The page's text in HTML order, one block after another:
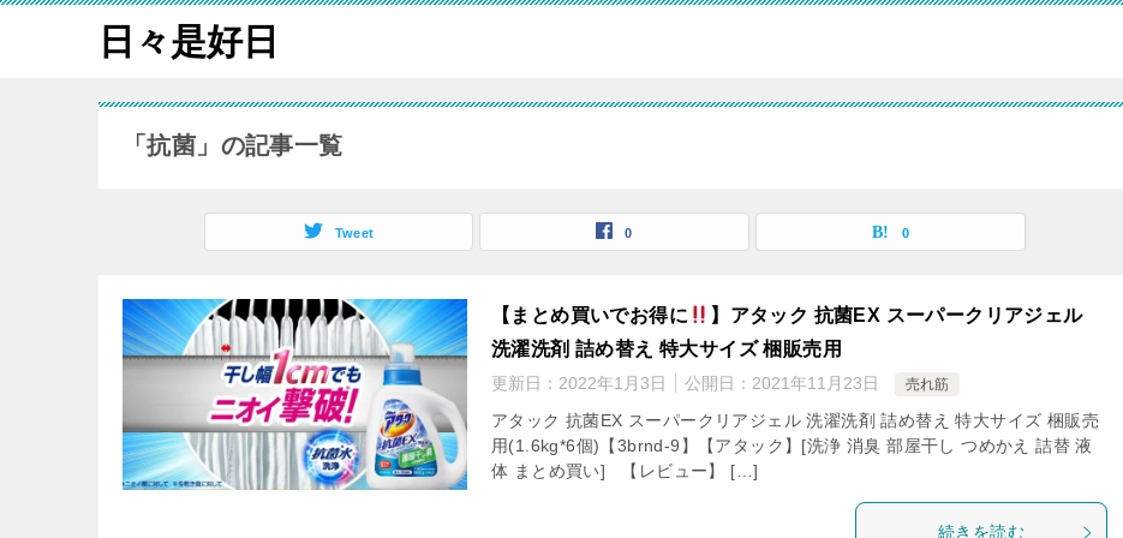
日々是好日
「抗菌」の記事一覧
Tweet 0 0
【まとめ買いでお得に
】アタック 抗菌EX スーパークリアジェル
洗濯洗剤 詰め替え 特大サイズ 梱販売用
更新日： 2022年1月3日 公開日： 2021年11月23日 売れ筋
アタック 抗菌EX スーパークリアジェル 洗濯洗剤 詰め替え 特大サイズ 梱販売
用(1.6kg*6個)【3brnd-9】【アタック】[洗浄 消臭 部屋干し つめかえ 詰替 液
体 まとめ買い] 【レビュー】 […]
続きを読む